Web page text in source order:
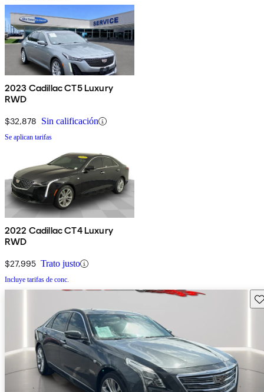
2023 Cadillac CT5 Luxury
RWD
$32,878 Sin calificación
Se aplican tarifas
2022 Cadillac CT4 Luxury
RWD
$27,995 Trato justo
Incluye tarifas de conc.